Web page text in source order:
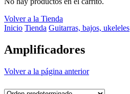
Volver a la Tienda
Inicio Tienda Guitarras, bajos, ukeleles
Amplificadores
Volver a la página anterior